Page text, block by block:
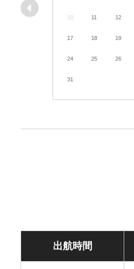
10 11 12
17 18 19
24 25 26
31
出航時間